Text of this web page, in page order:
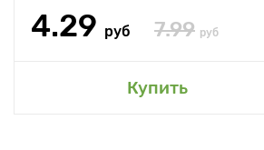
4.29 руб 7.99 руб
Купить